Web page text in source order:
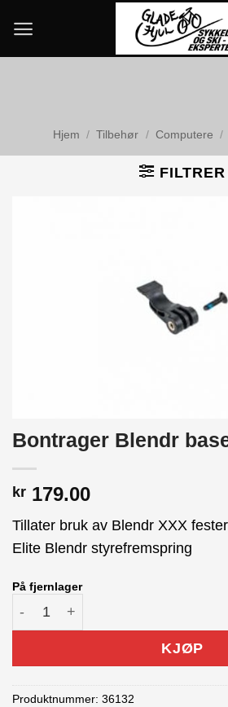
content
Hjem / Tilbehør / Computere /
FILTRER
Bontrager Blendr
kr 179.00
Tillater bruk av Blendr XXX
Elite Blendr styrefremspring
På fjernlager
Bontrager Blendr base antall
KJØP
Produktnummer: 36132